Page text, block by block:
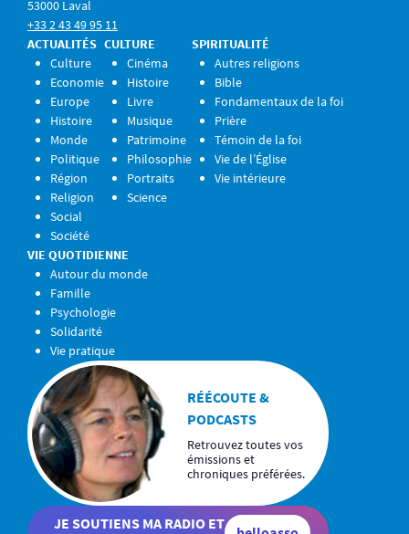
53000 Laval
+33 2 43 49 95 11
ACTUALITÉS
Culture
Economie
Europe
Histoire
Monde
Politique
Région
Religion
Social
Société
CULTURE
Cinéma
Histoire
Livre
Musique
Patrimoine
Philosophie
Portraits
Science
SPIRITUALITÉ
Autres religions
Bible
Fondamentaux de la foi
Prière
Témoin de la foi
Vie de l’Église
Vie intérieure
VIE QUOTIDIENNE
Autour du monde
Famille
Psychologie
Solidarité
Vie pratique
RÉÉCOUTE &
PODCASTS
Retrouvez toutes vos
émissions et
chroniques préférées.
JE SOUTIENS MA RADIO ET